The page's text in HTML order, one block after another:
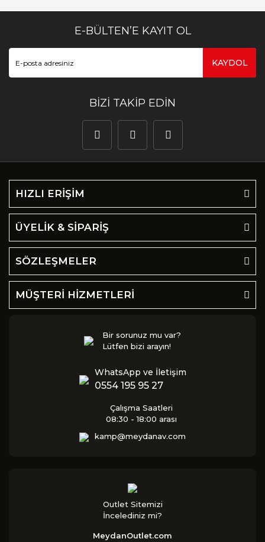
E-BÜLTEN’E KAYIT OL
KAYDOL
BİZİ TAKİP EDİN
HIZLI ERİŞİM
ÜYELİK & SİPARİŞ
SÖZLEŞMELER
MÜŞTERİ HİZMETLERİ
Bir sorunuz mu var?
Lütfen bizi arayın!
WhatsApp ve İletişim
0554 195 95 27
Çalışma Saatleri
08:30 - 18:00 arası
kamp@meydanav.com
Outlet Sitemizi
İncelediniz mi?
MeydanOutlet.com